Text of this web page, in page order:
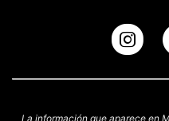
La información que aparece en